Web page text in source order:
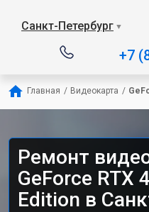
Санкт-Петербург ▼
+7
Главная / Видеокарта /
Ремонт
GeForce RTX
Edition в